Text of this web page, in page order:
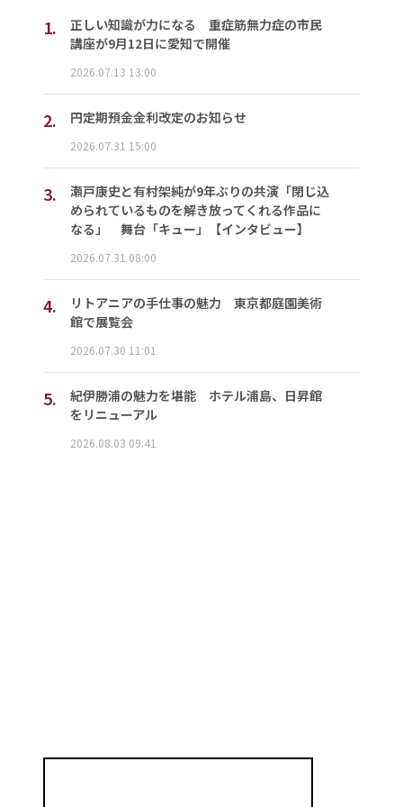
1.
正しい知識が力になる 重症筋無力症の市民
講座が9月12日に愛知で開催
2026.07.13 13:00
2. 円定期預金金利改定のお知らせ
2026.07.31 15:00
3.
瀬戸康史と有村架純が9年ぶりの共演「閉じ込
められているものを解き放ってくれる作品に
なる」 舞台「キュー」【インタビュー】
2026.07.31 08:00
4.
リトアニアの手仕事の魅力 東京都庭園美術
館で展覧会
2026.07.30 11:01
5.
紀伊勝浦の魅力を堪能 ホテル浦島、日昇館
をリニューアル
2026.08.03 09:41